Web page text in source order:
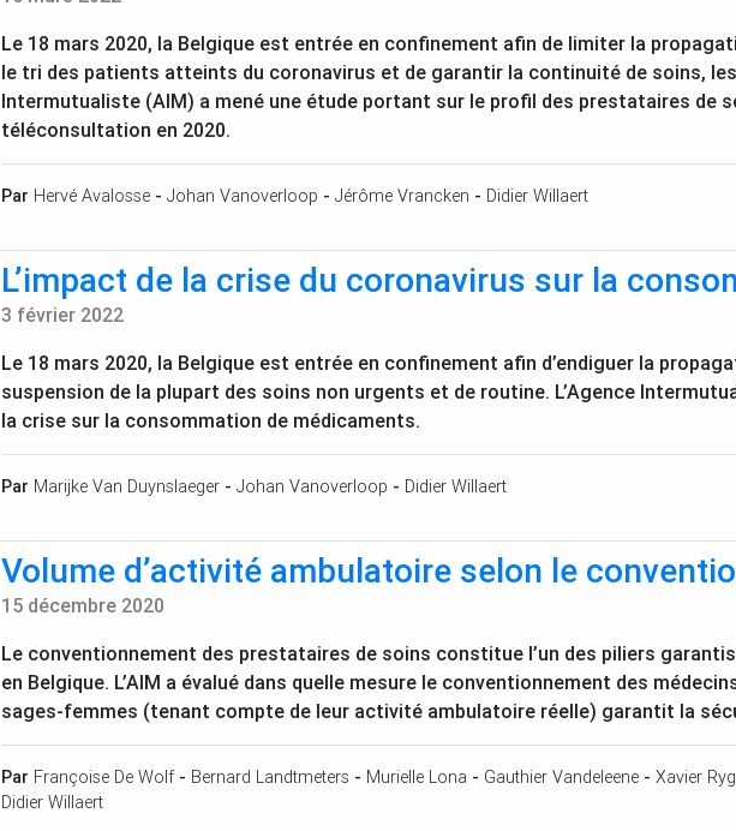
Le 18 mars 2020, la Belgique est entrée en confinement afin de limiter la
le tri des patients atteints du coronavirus et de garantir la continuité de soins,
Intermutualiste (AIM) a mené une étude portant sur le profil des prestataires de
téléconsultation en 2020.
Par Hervé Avalosse - Johan Vanoverloop - Jérôme Vrancken - Didier Willaert
L’impact de la crise du coronavirus sur la
3 février 2022
Le 18 mars 2020, la Belgique est entrée en confinement afin d’endiguer la
suspension de la plupart des soins non urgents et de routine. L’Agence
la crise sur la consommation de médicaments.
Par Marijke Van Duynslaeger - Johan Vanoverloop - Didier Willaert
Volume d’activité ambulatoire selon le
15 décembre 2020
Le conventionnement des prestataires de soins constitue l’un des piliers
en Belgique. L’AIM a évalué dans quelle mesure le conventionnement des
sages-femmes (tenant compte de leur activité ambulatoire réelle) garantit la
Par Françoise De Wolf- Bernard Landtmeters - Murielle Lona - Gauthier Vandeleene - Xavier
Didier Willaert